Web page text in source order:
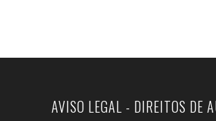
AVISO LEGAL - DIREITOS DE